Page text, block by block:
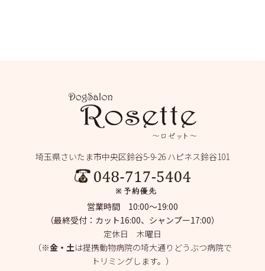
2025年8月(2)
(2)
2025年5月(4)
2025年4月
(1)
2025年3月(2)
埼玉県さいたま市中央区鈴谷5-9-26 ハピネス鈴谷101
営業時間 10:00～19:00
（最終受付：カット16:00、シャンプー17:00）
定休日 木曜日
（※金・土は提携動物病院の埼大通りどうぶつ病院で
トリミングします。）